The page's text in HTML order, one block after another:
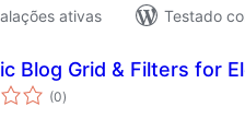
ativas
Testado
Blog Grid & Filters for
(0total
de
)